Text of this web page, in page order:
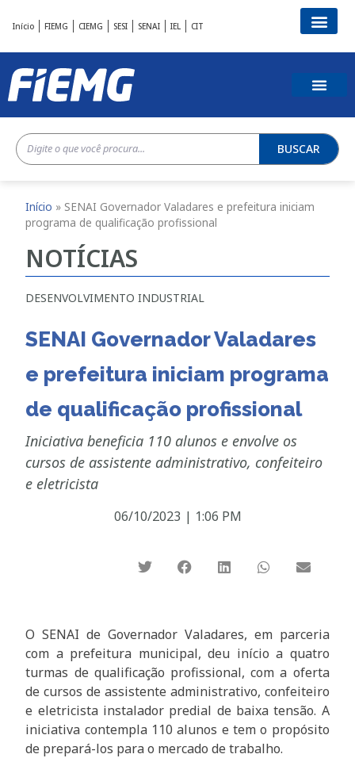
Início FIEMG CIEMG SESI SENAI IEL CIT
BUSCAR
Início » SENAI Governador Valadares e prefeitura iniciam
programa de qualificação profissional
NOTÍCIAS
DESENVOLVIMENTO INDUSTRIAL
SENAI Governador Valadares
e prefeitura iniciam programa
de qualificação profissional
Iniciativa beneficia 110 alunos e envolve os
cursos de assistente administrativo, confeiteiro
e eletricista
06/10/2023 | 1:06 PM
O SENAI de Governador Valadares, em parceria
com a prefeitura municipal, deu início a quatro
turmas de qualificação profissional, com a oferta
de cursos de assistente administrativo, confeiteiro
e eletricista instalador predial de baixa tensão. A
iniciativa contempla 110 alunos e tem o propósito
de prepará-los para o mercado de trabalho.